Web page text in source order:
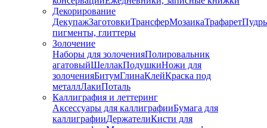
Декорирование
ДекупажЗаготовкиТрансферМозаикаТрафарет
пигменты, глиттеры
Золочение
Наборы для золоченияПолировальник
агатовыйШеллакПодушкиНожи для
золоченияБитумГлинаКлейКраска под
металлЛакиПоталь
Каллиграфия и леттеринг
Аксессуары для каллиграфииБумага для
каллиграфииДержателиКисти для